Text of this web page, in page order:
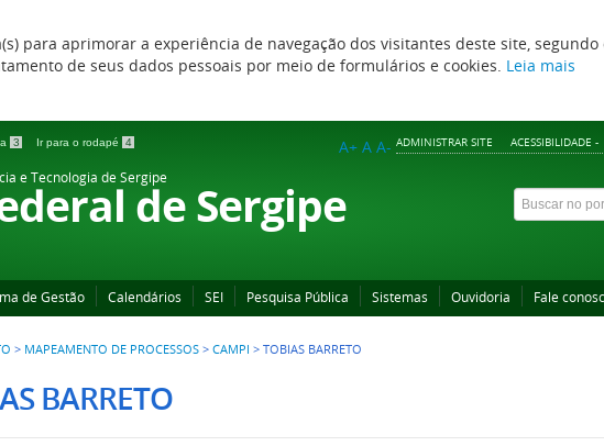
para aprimorar a experiência de navegação dos visitantes deste site,
de seus dados pessoais por meio de formulários e cookies. Leia mais
3 Ir para o rodapé 4 ADMINISTRAR SITE ACESSIBILIDADE -
A+ A A-
e Tecnologia de Sergipede Sergipe
de Gestão Calendários SEI Pesquisa Pública Sistemas Ouvidoria Fale
> MAPEAMENTO DE PROCESSOS > CAMPI > TOBIAS BARRETO
BARRETO